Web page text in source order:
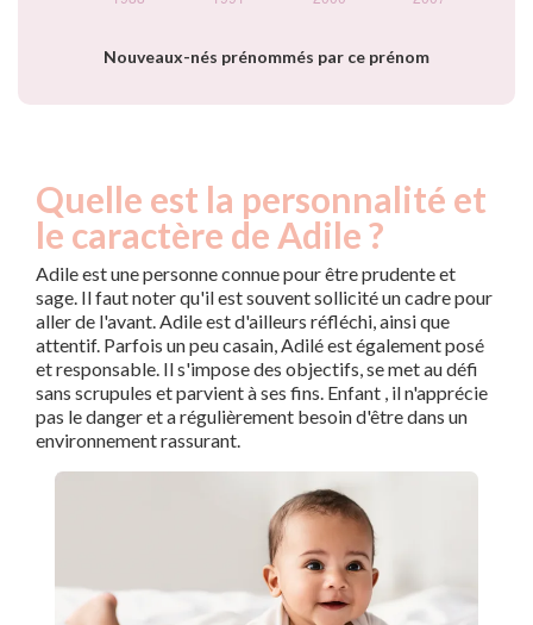
Nouveaux-nés prénommés par ce prénom
Quelle est la personnalité et
le caractère de Adile ?
Adile est une personne connue pour être prudente et
sage. Il faut noter qu'il est souvent sollicité un cadre pour
aller de l'avant. Adile est d'ailleurs réfléchi, ainsi que
attentif. Parfois un peu casain, Adilé est également posé
et responsable. Il s'impose des objectifs, se met au défi
sans scrupules et parvient à ses fins. Enfant , il n'apprécie
pas le danger et a régulièrement besoin d'être dans un
environnement rassurant.